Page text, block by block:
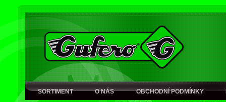
SORTIMENT O NÁS OBCHODNÍ PODMÍNKY